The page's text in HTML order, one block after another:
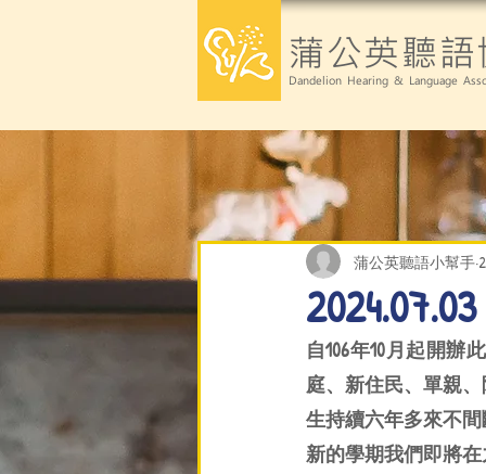
蒲公英聽
Dandelion Hearing & Language
蒲公英聽語小幫手
自106年10月起開
庭、新住民、單親
生持續六年多來不
新的學期我們即將